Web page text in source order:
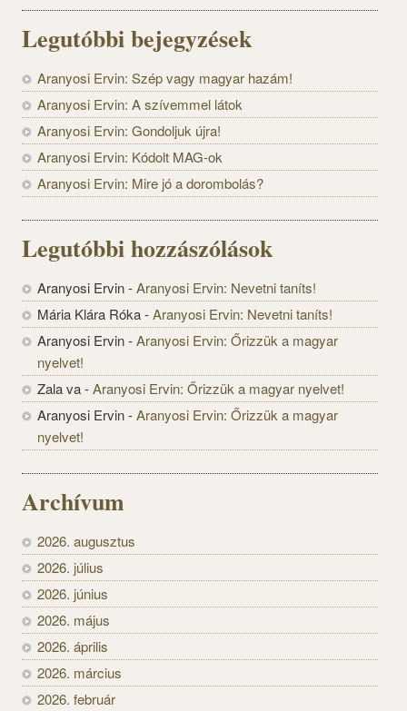
Legutóbbi bejegyzések
Aranyosi Ervin: Szép vagy magyar hazám!
Aranyosi Ervin: A szívemmel látok
Aranyosi Ervin: Gondoljuk újra!
Aranyosi Ervin: Kódolt MAG-ok
Aranyosi Ervin: Mire jó a dorombolás?
Legutóbbi hozzászólások
Aranyosi Ervin-Aranyosi Ervin: Nevetni taníts!
Mária Klára Róka-Aranyosi Ervin: Nevetni taníts!
Aranyosi Ervin-Aranyosi Ervin: Őrizzük a magyar
nyelvet!
Zala va-Aranyosi Ervin: Őrizzük a magyar nyelvet!
Aranyosi Ervin-Aranyosi Ervin: Őrizzük a magyar
nyelvet!
Archívum
2026. augusztus
2026. július
2026. június
2026. május
2026. április
2026. március
2026. február